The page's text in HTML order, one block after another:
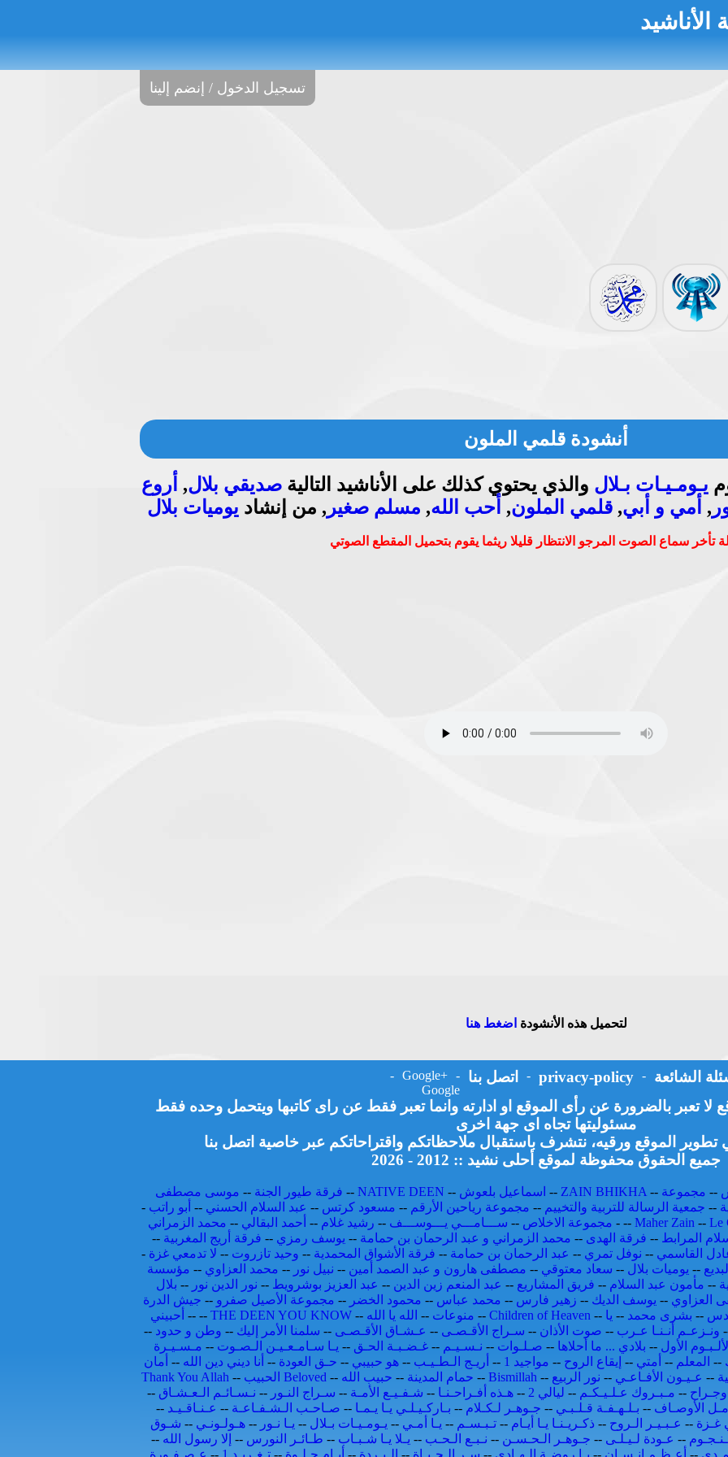
تسجيل الدخول / إنضم إلينا
أنشودة قلمي الملون
يـومـيـات بـلال والذي يحتوي كذلك على الأناشيد التاليةصديقي بلال, أروع
, أمي و أبي, قلمي الملون, أحب الله, مسلم صغير , من إنشاد يوميات بلال
تأخر سماع الصوت المرجو الانتظار قليلا ريثما يقوم بتحميل المقطع الصوتي
لتحميل هذه الأنشودة اضغط هنا
الشائعة -
privacy-policy
- اتصل بنا -
Google+
-
Google
لا تعبر بالضرورة عن رأى الموقع او ادارته وانما تعبر فقط عن راى كاتبها ويتحمل وحده فقط
مسئوليتها تجاه اى جهة اخرى
الموقع ورقيه، نتشرف باستقبال ملاحظاتكم واقتراحاتكم عبر خاصية اتصل بنا
جميع الحقوق محفوظة لموقع أحلى نشيد :: 2012 - 2026
فرقة طيور الجنة -- موسى مصطفى -- NATIVE DEEN -- اسماعيل بلعوش -- ZAIN BHIKHA -- -- مجموعة
-- جمعية الرسالة للتربية والتخييم -- مجموعة رياحين الأرقم -- مسعود كرتس -- عبد السلام الحسني -- أبو راتب -
- مجموعة الاخلاص -- ســـامـــي يـــوســـف -- رشيد غلام -- أحمد البقالي -- محمد الزمراني -- Maher Zain -- Le
المرابط -- فرقة الهدى -- محمد الزمراني و عبد الرحمان بن حمامة -- يوسف رمزي -- فرقة أريج المغربية --
القاسمي -- نوفل تمري -- عبد الرحمان بن حمامة -- فرقة الأشواق المحمدية -- وحيد تازروت -- لا تدمعي غزة -
-- يوميات بلال -- سعاد معتوقي -- مصطفى هارون و عبد الصمد أمين -- نبيل نور -- محمد العزاوي -- مؤسسة
-- مأمون عبد السلام -- فريق المشاريع -- عبد المنعم زين الدين -- عبد العزيز بوشرويط -- نور الدين نور -- بلال
العزاوي -- يوسف الديك -- زهير فارس -- محمد عباس -- محمود الخضر -- مجموعة الأصيل صفرو -- جيش الدرة
-- أحبيني -- THE DEEN YOU KNOW -- منوعات -- الله يا الله -- Children of Heaven -- -- بشرى محمد -- يا
ونـزعـم أنـنـا عـرب -- صوت الأذان -- سـراج الأقـصـى -- عـشـاق الأقـصـى -- سلمنا الأمر إليك -- وطن و حدود --
الأول -- بلادي ... ما أحلاها -- صـلـوات -- نـسـيـم --غـضـبـة الحـق -- يـا سـامـعـيـن الـصـوت -- مـسـيـرة
-- المعلم -- أمتي -- إيقاع الروح -- مواجيد 1 -- أريـج الـطـيـب --هو حبيبي -- حـق العودة -- أنا ديني دين الله -- أمان
Thank You Allah -- الحبيب Beloved -- حمام المدينة -- حبيب الله -- Bismillah -- -- عـيـون الأفـاعـي -- نور الربيع
-- مـبـروك عـلـيـكـم -- ليالي 2 --هـذه أفـراحـنـا -- شـفـيـع الأمـة -- سـراج النـور -- نـسـائـم الـعـشـاق --
الأوصـاف -- بـلـهـفـة قـلـبـي -- جـوهـر لـكـلام -- بـاركـيـلـي يـا يـمـا -- صـاحـب الـشـفـاعـة -- عـنـاقـيـد --
غـزة -- عـبـيـر الـروح -- ذكـريـنـا يـا أيـام -- تـبـسـم -- يـا أمـي -- يـومـيـات بـلال -- يـا نـور -- هـولـونـي -- شـوق
-- عـودة لـيـلـى -- جـوهـر الـحـسـن -- نـبـع الـحـب -- يـلا يـا شـبـاب -- طـائـر النورس -- إلا رسول الله --
-- أعـظـم إنـسـان -- يـا روضـة الـهـادي -- سـر الـحـيـاة -- الـبـردة -- أيـام حـلـوة -- تـغـريـد 1 -- عـصـفـورة